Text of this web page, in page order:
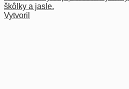
škôlky a jasle.
Vytvoril